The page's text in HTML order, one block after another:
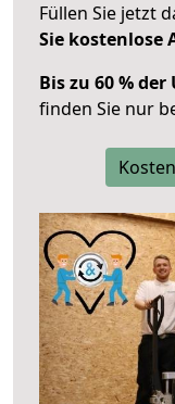
Füllen Sie jetzt
Sie kostenlose
Bis zu 60 %
finden Sie nur